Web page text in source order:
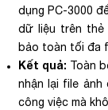
dụng PC-3000
dữ liệu trên
bảo toàn tối đa
Kết quả: Toàn
nhận lại file
công việc mà